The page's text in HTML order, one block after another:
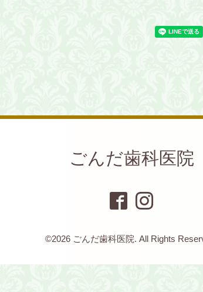
ごんだ歯科医院
©2026 ごんだ歯科医院. All Rights